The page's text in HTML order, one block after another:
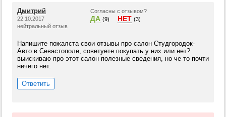
Дмитрий
22.10.2017
нейтральный отзыв
Согласны с отзывом?
ДА (9) НЕТ (3)
Напишите пожалста свои отзывы про салон Студгородок-
Авто в Севастополе, советуете покупать у них или нет?
выискиваю про этот салон полезные сведения, но че-то почти
ничего нет.
Ответить